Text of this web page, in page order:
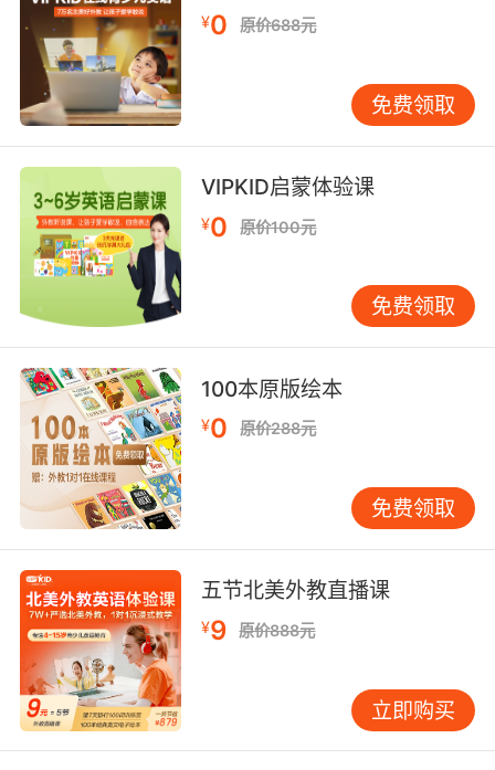
他们慢下来 盯着我 所以我走了
7. Douglas, I'm not the eyeballs you thought I
was.
道格拉斯 我没有做称职的眼睛
8. But better because my eyeballs haven't
frozen.
但我的眼球没有冻住 所以更好
9. You've been eyeballing me since you got
here.
你从来这之后就一直盯着我看
10. I'll bypass the eyeball, what a shame.
我吃不到眼球了 真可惜
¥0 原价688元
免费领取
VIPKID启蒙体验课
¥0 原价100元
免费领取
100本原版绘本
¥0 原价288元
免费领取
五节北美外教直播课
¥9 原价888元
立即购买